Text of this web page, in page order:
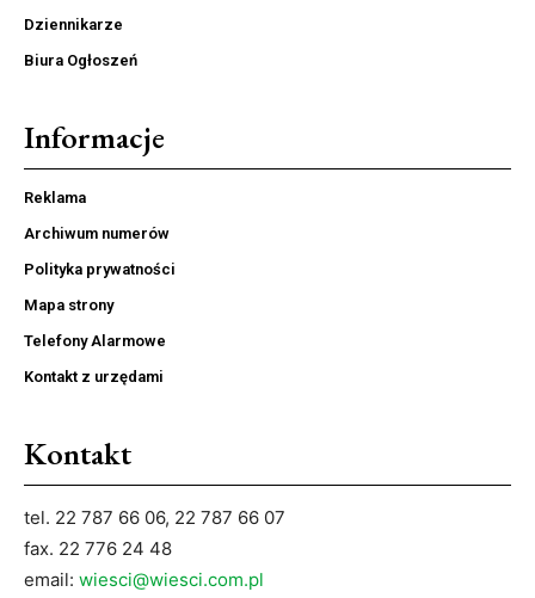
Dziennikarze
Biura Ogłoszeń
Informacje
Reklama
Archiwum numerów
Polityka prywatności
Mapa strony
Telefony Alarmowe
Kontakt z urzędami
Kontakt
tel. 22 787 66 06, 22 787 66 07
fax. 22 776 24 48
email: wiesci@wiesci.com.pl